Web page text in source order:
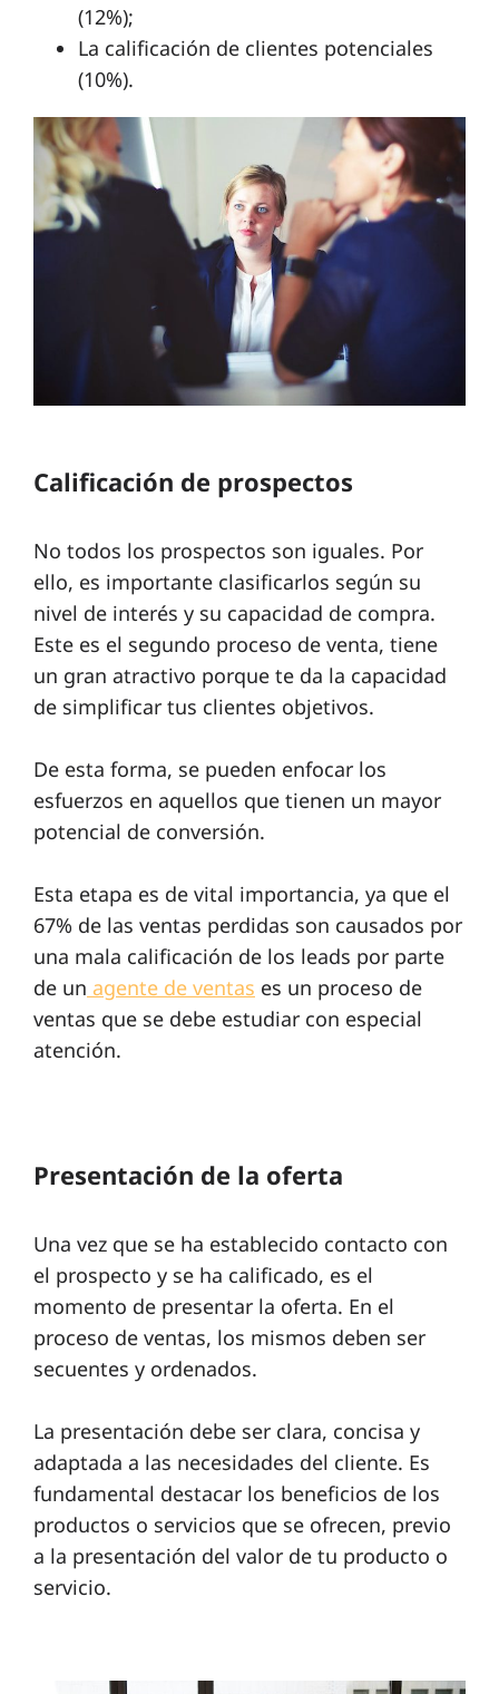
(12%);
La calificación de clientes potenciales
(10%).
Calificación de prospectos
No todos los prospectos son iguales. Por
ello, es importante clasificarlos según su
nivel de interés y su capacidad de compra.
Este es el segundo proceso de venta, tiene
un gran atractivo porque te da la capacidad
de simplificar tus clientes objetivos.
De esta forma, se pueden enfocar los
esfuerzos en aquellos que tienen un mayor
potencial de conversión.
Esta etapa es de vital importancia, ya que el
67% de las ventas perdidas son causados ​​por
una mala calificación de los leads por parte
de un agente de ventas es un proceso de
ventas que se debe estudiar con especial
atención.
Presentación de la oferta
Una vez que se ha establecido contacto con
el prospecto y se ha calificado, es el
momento de presentar la oferta. En el
proceso de ventas, los mismos deben ser
secuentes y ordenados.
La presentación debe ser clara, concisa y
adaptada a las necesidades del cliente. Es
fundamental destacar los beneficios de los
productos o servicios que se ofrecen, previo
a la presentación del valor de tu producto o
servicio.